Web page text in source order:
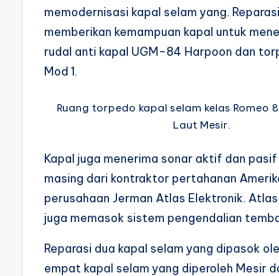
memodernisasi kapal selam yang.
memberikan kemampuan kapal untuk
rudal anti kapal UGM-84 Harpoon dan
Mod 1.
Ruang torpedo kapal selam kelas Romeo
Laut Mesir.
Kapal juga menerima sonar aktif dan
masing dari kontraktor pertahanan
perusahaan Jerman Atlas Elektronik.
juga memasok sistem pengendalian
Reparasi dua kapal selam yang dipasok
empat kapal selam yang diperoleh Mesir